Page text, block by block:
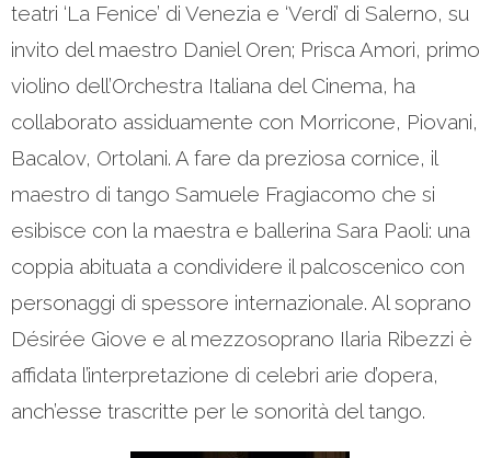
teatri ‘La Fenice’ di Venezia e ‘Verdi’ di Salerno, su
invito del maestro Daniel Oren; Prisca Amori, primo
violino dell’Orchestra Italiana del Cinema, ha
collaborato assiduamente con Morricone, Piovani,
Bacalov, Ortolani. A fare da preziosa cornice, il
maestro di tango Samuele Fragiacomo che si
esibisce con la maestra e ballerina Sara Paoli: una
coppia abituata a condividere il palcoscenico con
personaggi di spessore internazionale. Al soprano
Désirée Giove e al mezzosoprano Ilaria Ribezzi è
affidata l’interpretazione di celebri arie d’opera,
anch’esse trascritte per le sonorità del tango.